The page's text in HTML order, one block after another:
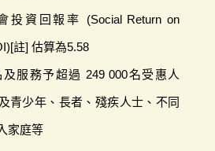
投資回報率 (Social Return on
註] 估算為5.58
服務予超過 249 000名受惠人
青少年、長者、殘疾人士、不同
家庭等